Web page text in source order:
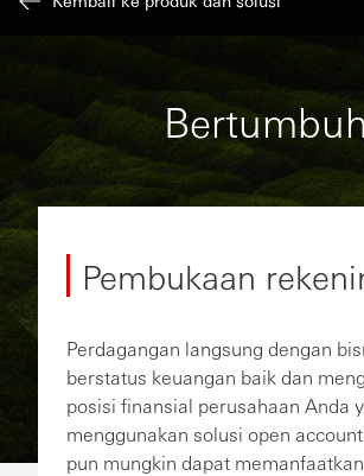
Bertumbuh
Pembukaan
Perdagangan langsung dengan
berstatus keuangan baik dan
posisi finansial perusahaan Anda
menggunakan solusi open
pun mungkin dapat memanfaatkan